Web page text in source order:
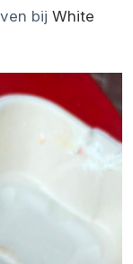
bij White